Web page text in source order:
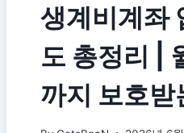
생계비계좌
도 총정리 |
까지 보호받